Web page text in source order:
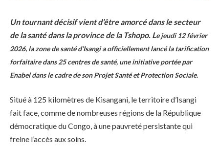
Un tournant décisif vient d’être amorcé dans le secteur
de la santé dans la province de la Tshopo. Le jeudi 12 février
2026, la zone de santé d’Isangi a officiellement lancé la tarification
forfaitaire dans 25 centres de santé, une initiative portée par
Enabel dans le cadre de son Projet Santé et Protection Sociale.
Situé à 125 kilomètres de Kisangani, le territoire d’Isangi
fait face, comme de nombreuses régions de la République
démocratique du Congo, à une pauvreté persistante qui
freine l’accès aux soins.